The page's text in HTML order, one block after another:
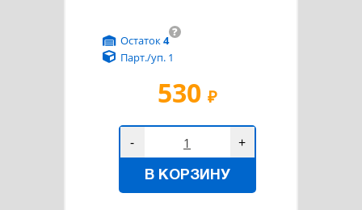
530 ₽
?
Остаток4
Парт./уп. 1
- +
В КОРЗИНУ